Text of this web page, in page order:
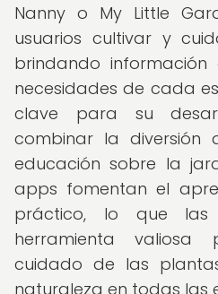
Nanny o My Little
usuarios cultivar y
brindando
necesidades de cada
clave para su
combinar la
educación sobre la
apps fomentan el
práctico, lo que las
herramienta
cuidado de las
naturaleza en todas las